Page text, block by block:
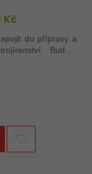
Kč
do přípravy a
Budete